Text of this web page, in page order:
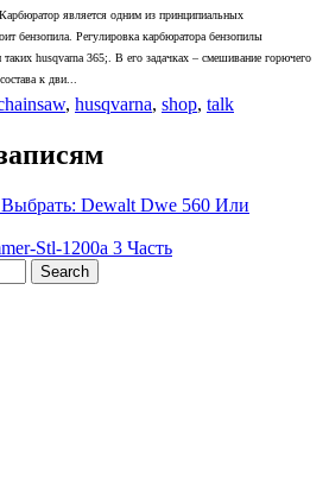
является одним из принципиальных
бензопила. Регулировка карбюратора бензопилы
husqvarna 365;. В его задачках – смешивание горючего
к дви...
, husqvarna, shop, talk
Dewalt Dwe 560 Или
Stl-1200a 3 Часть